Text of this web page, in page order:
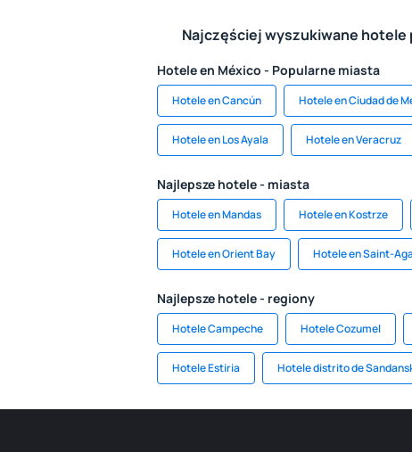
Najczęściej wyszukiwane
Hotele en México - Popularne miasta
Hotele en Cancún Hotele en Ciudad de
Hotele en Los Ayala Hotele en Veracruz
Najlepsze hotele - miasta
Hotele en Mandas Hotele en Kostrze
Hotele en Orient Bay Hotele en Saint-
Najlepsze hotele - regiony
Hotele Campeche Hotele Cozumel
Hotele Estiria Hotele distrito de